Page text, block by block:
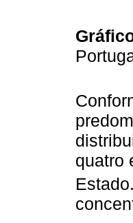
quatro